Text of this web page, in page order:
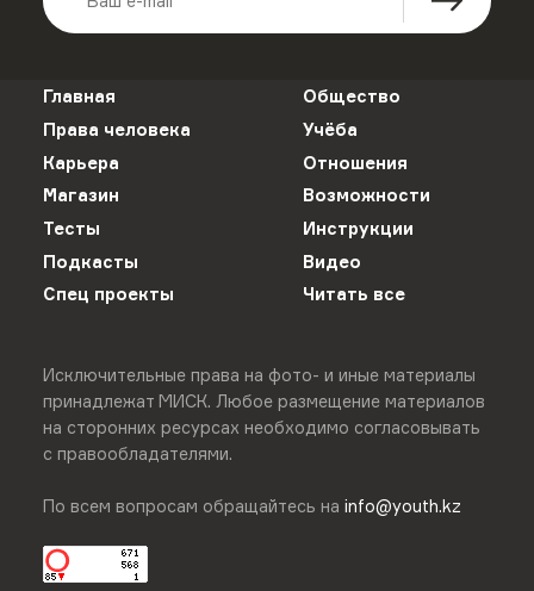
Главная
Общество
Права человека
Учёба
Карьера
Отношения
Магазин
Возможности
Тесты
Инструкции
Подкасты
Видео
Спец проекты
Читать все
Исключительные права на фото- и иные материалы
принадлежат МИСК. Любое размещение материалов
на сторонних ресурсах необходимо согласовывать
с правообладателями.
По всем вопросам обращайтесь на info@youth.kz